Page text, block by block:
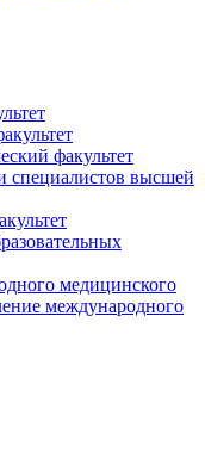
факультет
специалистов высшей
медицинского
международного